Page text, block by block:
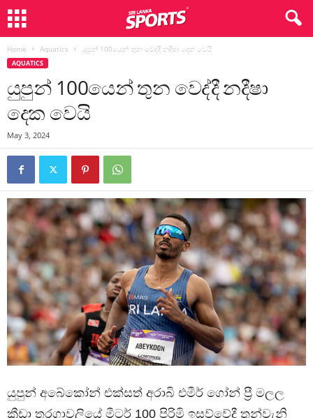
Home Aquatics යුපුන් 100යෙන් තුන වෙද්දී නදීෂා දෙක වෙයි
AQUATICS
යුපුන් 100යෙන් තුන වෙද්දී නදීෂා
දෙක වෙයි
May 3, 2024
යුපුන් අබේකෝන් එක්සත් අරාබි එමීර් ගෝන් ප්‍රී මලල
ක්‍රීඩා තරගාවලියේ මීටර් 100 පිරිමි ඉසව්වේදී තුන්වැනි